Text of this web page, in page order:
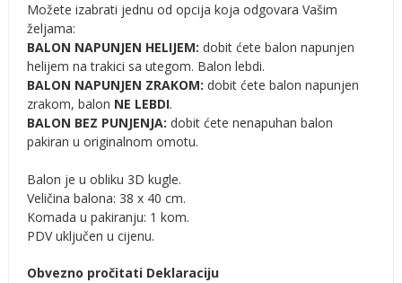
Možete izabrati jednu od opcija koja odgovara Vašim
željama:
BALON NAPUNJEN HELIJEM: dobit ćete balon napunjen
helijem na trakici sa utegom. Balon lebdi.
BALON NAPUNJEN ZRAKOM: dobit ćete balon napunjen
zrakom, balon NE LEBDI.
BALON BEZ PUNJENJA: dobit ćete nenapuhan balon
pakiran u originalnom omotu.
Balon je u obliku 3D kugle.
Veličina balona: 38 x 40 cm.
Komada u pakiranju: 1 kom.
PDV uključen u cijenu.
Obvezno pročitati Deklaraciju